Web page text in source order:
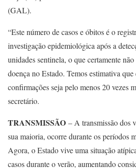
(GAL).
“Este número de casos e óbitos é o
investigação epidemiológica após a
unidades sentinela, o que certamente
doença no Estado. Temos estimativa que
confirmações seja pelo menos 20 vezes
secretário.
TRANSMISSÃO – A transmissão dos
sua maioria, ocorre durante os períodos
Agora, o Estado vive uma situação
casos durante o verão, aumentando